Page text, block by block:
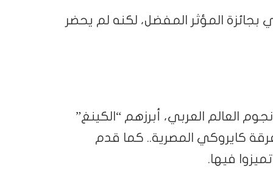
المؤثر المفضل، لكنه لم يحضر
العالم العربي، أبرزهم “الكينغ”
كايروكي المصرية.. كما قدم
فيها.